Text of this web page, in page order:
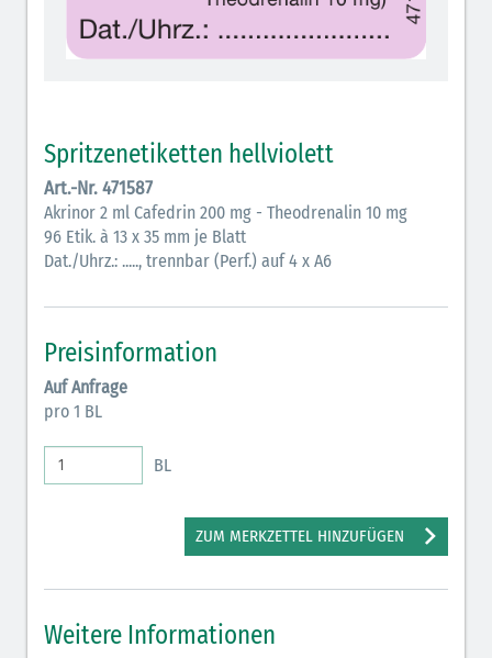
Lokalanästhetika (grau)
Vasopressoren (hellviolett)
Anticholinergika (hellgrün)
Cholinergika (hellgrün schraffiert)
Antiemetika (salmon)
Verschiedene Medikamente (weiß)
Antikoagulantien (hellgrau/weiß mit schwarzem
Rahmen)
Bronchodilatatoren (blau-braun)
Antikonvulsiva (grau-lila)
Elektrolyte (grün-pink)
Elektrolyte Kalium (grün-blau)
Spritzenetiketten hellviolett
Art.-Nr. 471587
Akrinor 2 ml Cafedrin 200 mg - Theodrenalin 10 mg
96 Etik. à 13 x 35 mm je Blatt
Dat./Uhrz.: ....., trennbar (Perf.) auf 4 x A6
Preisinformation
Auf Anfrage
pro 1 BL
BL
ZUM MERKZETTEL HINZUFÜGEN
Weitere Informationen